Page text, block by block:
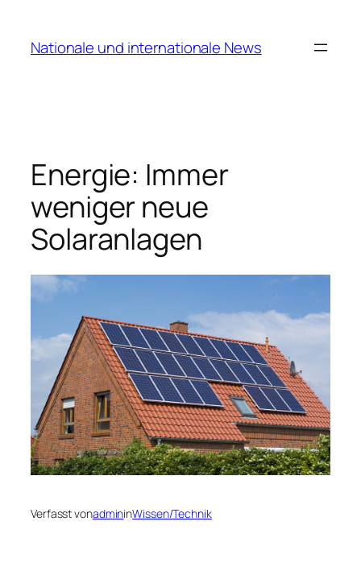
springen
Nationale und internationale News
Energie: Immer
weniger neue
Solaranlagen
Verfasst vonadmininWissen/Technik